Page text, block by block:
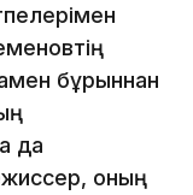
бұрыннан
да
оның